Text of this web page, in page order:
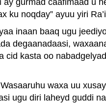
ku noqday” ayuu yiri
inaan baaq ugu
degaanadaasi,
cid kasta oo
waxa uu
ugu diri laheyd guddi